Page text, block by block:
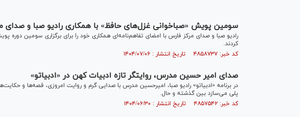
سومین پویش «صباخوانی غزل‌های حافظ» با همکاری رادیو صبا و صدای
رادیو صبا و صدای مرکز فارس با امضای تفاهم‌نامه‌ای همکاری خود را برای برگزاری سومین دوره
کردند.
کد خبر: ۴۸۵۸۷۳۷ تاریخ انتشار : ۱۴۰۴/۰۷/۰۶
صدای امیر حسین مدرس، روایتگر تازه ادبیات کهن در «ادبیاتو»
در برنامه «ادبیاتو» رادیو صبا، امیرحسین مدرس با صدایی گرم و روایت امروزی، قصه‌ها و
پلی می‌سازد بین گذشته و حال.
کد خبر: ۴۸۵۷۵۴۲ تاریخ انتشار : ۱۴۰۴/۰۶/۳۰